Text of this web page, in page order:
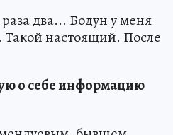
два... Бодун у меня
Такой настоящий. После
о себе информацию